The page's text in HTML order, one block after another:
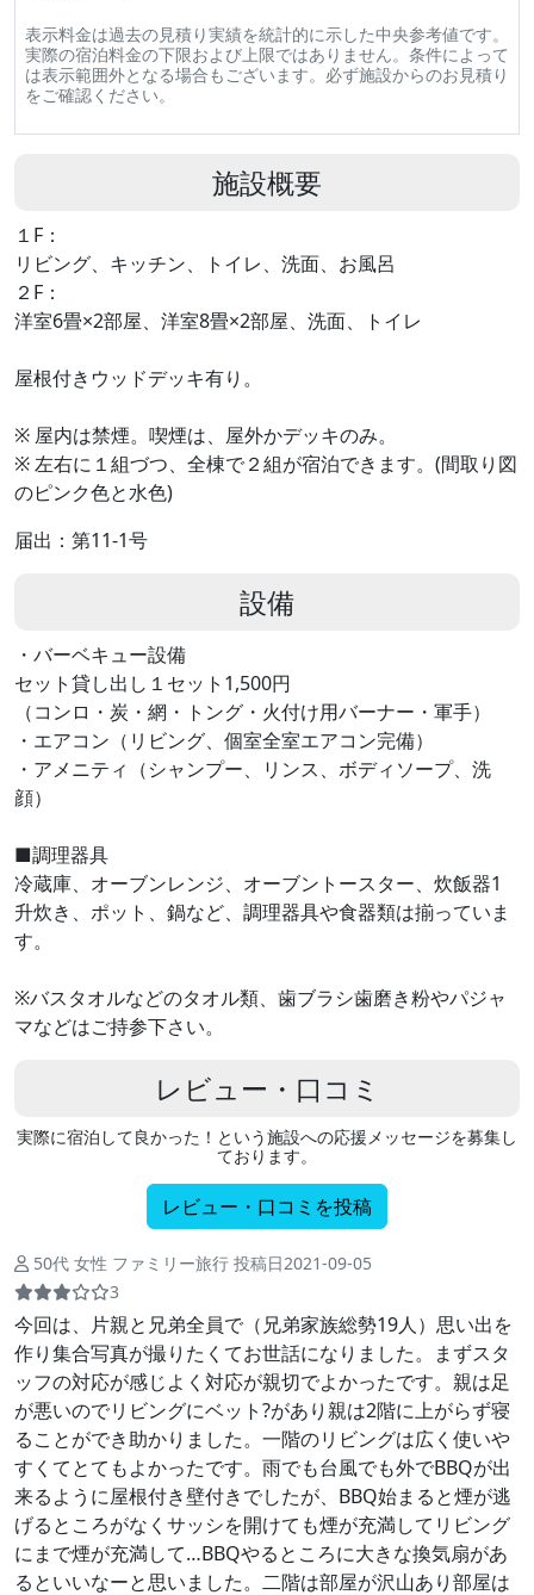
表示料金は過去の見積り実績を統計的に示した中央参考値です。
実際の宿泊料金の下限および上限ではありません。条件によって
は表示範囲外となる場合もございます。必ず施設からのお見積り
をご確認ください。
施設概要
１F：
リビング、キッチン、トイレ、洗面、お風呂
２F：
洋室6畳×2部屋、洋室8畳×2部屋、洗面、トイレ
屋根付きウッドデッキ有り。
※ 屋内は禁煙。喫煙は、屋外かデッキのみ。
※ 左右に１組づつ、全棟で２組が宿泊できます。(間取り図
のピンク色と水色)
届出：第11-1号
設備
・バーベキュー設備
セット貸し出し１セット1,500円
（コンロ・炭・網・トング・火付け用バーナー・軍手）
・エアコン（リビング、個室全室エアコン完備）
・アメニティ（シャンプー、リンス、ボディソープ、洗
顔）
■調理器具
冷蔵庫、オーブンレンジ、オーブントースター、炊飯器1
升炊き、ポット、鍋など、調理器具や食器類は揃っていま
す。
※バスタオルなどのタオル類、歯ブラシ歯磨き粉やパジャ
マなどはご持参下さい。
レビュー・口コミ
実際に宿泊して良かった！という施設への応援メッセージを募集し
ております。
レビュー・口コミを投稿
50代 女性 ファミリー旅行 投稿日2021-09-05
3
今回は、片親と兄弟全員で（兄弟家族総勢19人）思い出を
作り集合写真が撮りたくてお世話になりました。まずスタ
ッフの対応が感じよく対応が親切でよかったです。親は足
が悪いのでリビングにベット?があり親は2階に上がらず寝
ることができ助かりました。一階のリビングは広く使いや
すくてとてもよかったです。雨でも台風でも外でBBQが出
来るように屋根付き壁付きでしたが、BBQ始まると煙が逃
げるところがなくサッシを開けても煙が充満してリビング
にまで煙が充満して…BBQやるところに大きな換気扇があ
るといいなーと思いました。二階は部屋が沢山あり部屋は